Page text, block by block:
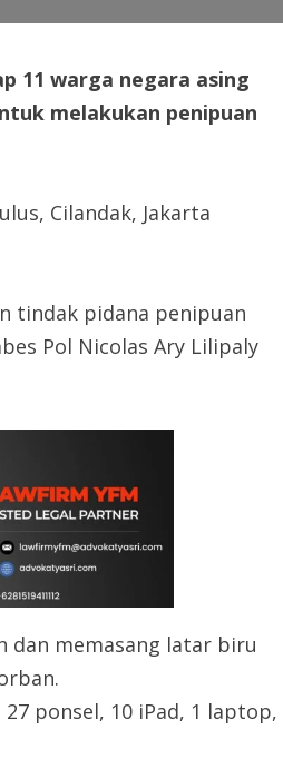
11 warga negara asing
melakukan penipuan
Cilandak, Jakarta
tindak pidana penipuan
Pol Nicolas Ary Lilipaly
dan memasang latar biru
ponsel, 10 iPad, 1 laptop,